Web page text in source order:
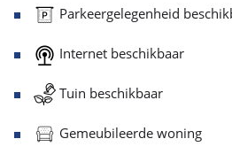
Parkeergelegenheid
Internet beschikbaar
Tuin beschikbaar
Gemeubileerde woning